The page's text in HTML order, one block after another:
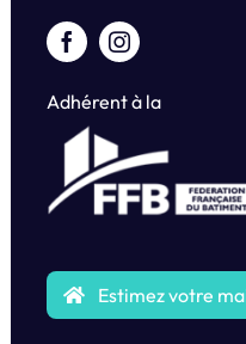
Adhérent à la
Estimez votre